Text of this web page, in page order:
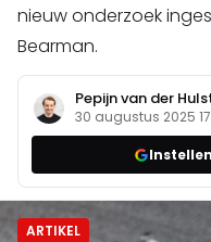
nieuw onderzoek
Bearman.
Pepijn van der
30 augustus 2025
ARTIKEL